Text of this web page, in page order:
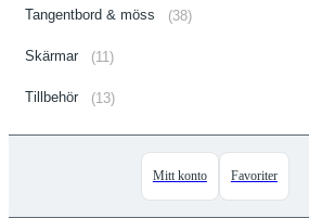
Tangentbord & möss (38)
Skärmar (11)
Tillbehör (13)
Mitt konto Favoriter